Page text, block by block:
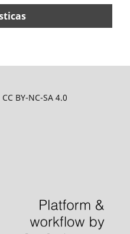
BY-NC-SA 4.0